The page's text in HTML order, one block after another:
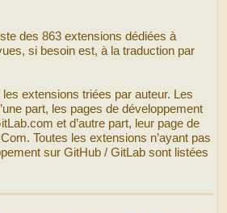
des 863 extensions dédiées à
si besoin est, à la traduction par
extensions triées par auteur. Les
part, les pages de développement
et d’autre part, leur page de
Toutes les extensions n’ayant pas
sur GitHub / GitLab sont listées